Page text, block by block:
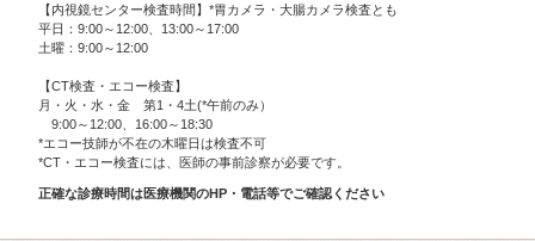
【内視鏡センター検査時間】*胃カメラ・大腸カメラ検査とも
平日：9:00～12:00、13:00～17:00
土曜：9:00～12:00
【CT検査・エコー検査】
月・火・水・金 第1・4土(*午前のみ）
9:00～12:00、16:00～18:30
*エコー技師が不在の木曜日は検査不可
*CT・エコー検査には、医師の事前診察が必要です。
正確な診療時間は医療機関のHP・電話等でご確認ください